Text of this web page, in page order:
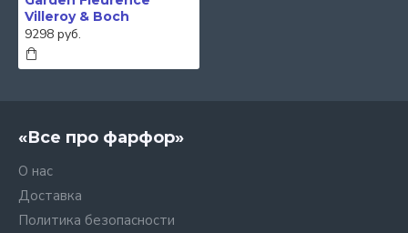
Villeroy & Boch
9298 руб.
«Все про фарфор»
О нас
Доставка
Политика безопасности